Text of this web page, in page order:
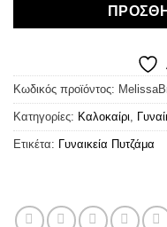
Κωδικός προϊόντος:
Κατηγορίες: Καλοκαίρι,
Ετικέτα: Γυναικεία Πυτζάμα